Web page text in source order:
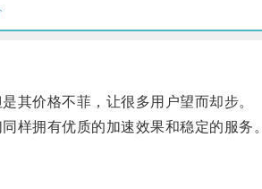
价格不菲，让很多用户望而却步。
拥有优质的加速效果和稳定的服务。